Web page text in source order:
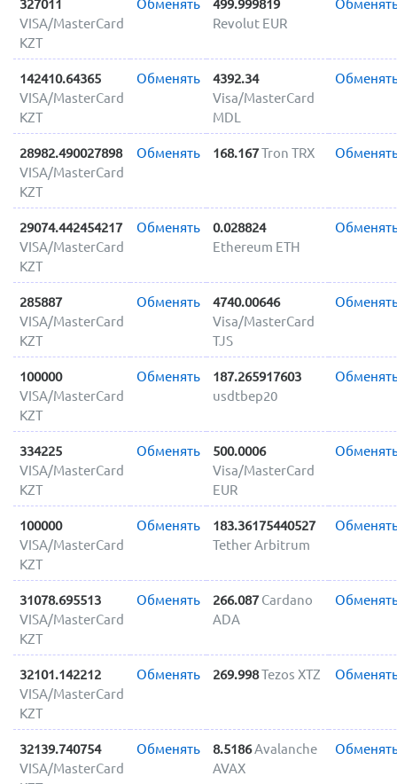
327011
VISA/MasterCard
KZT
Обменять
499.999819
Revolut EUR
142410.64365
VISA/MasterCard
KZT
Обменять
4392.34
Visa/MasterCard
MDL
28982.490027898
VISA/MasterCard
KZT
Обменять 168.167Tron TRX
29074.442454217
VISA/MasterCard
KZT
Обменять
0.028824
Ethereum ETH
285887
VISA/MasterCard
KZT
Обменять
4740.00646
Visa/MasterCard
TJS
100000
VISA/MasterCard
KZT
Обменять
187.265917603
usdtbep20
334225
VISA/MasterCard
KZT
Обменять
500.0006
Visa/MasterCard
EUR
100000
VISA/MasterCard
KZT
Обменять
183.36175440527
Tether Arbitrum
31078.695513
VISA/MasterCard
KZT
Обменять 266.087 Cardano
ADA
32101.142212
VISA/MasterCard
KZT
Обменять 269.998Tezos XTZ
32139.740754
VISA/MasterCard
Обменять 8.5186Avalanche
AVAX